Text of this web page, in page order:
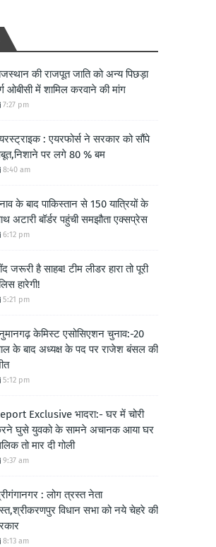
की राजपूत जाति को अन्य पिछड़ा
ओबीसी में शामिल करवाने की मांग
7:27 pm
: एयरफोर्स ने सरकार को सौंपे
पर लगे 80 % बम
8:40 am
के बाद पाकिस्तान से 150 यात्रियों के
अटारी बॉर्डर पहुंची समझौता एक्सप्रेस
6:12 pm
जरूरी है साहब! टीम लीडर हारा तो पूरी
हारेगी!
5:21 pm
केमिस्ट एसोसिएशन चुनाव:-20
के बाद अध्यक्ष के पद पर राजेश बंसल की
5:12 pm
Exclusive भादरा:- घर में चोरी
घुसे युवको के सामने अचानक आया घर
तो मार दी गोली
9:37 am
: लोग त्रस्त नेता
विधान सभा को नये चेहरे की
8:13 am